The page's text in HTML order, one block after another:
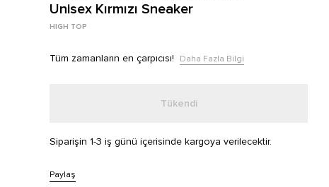
Unisex Kırmızı Sneaker
HIGH TOP
Tüm zamanların en çarpıcısı! Daha Fazla Bilgi
Tükendi
Siparişin 1-3 iş günü içerisinde kargoya verilecektir.
Paylaş